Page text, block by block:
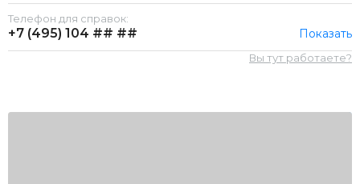
Телефон для справок:
+7 (495) 104 ## ## Показать
Вы тут работаете?